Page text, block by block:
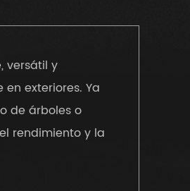
versátil y
exteriores. Ya
de árboles o
rendimiento y la